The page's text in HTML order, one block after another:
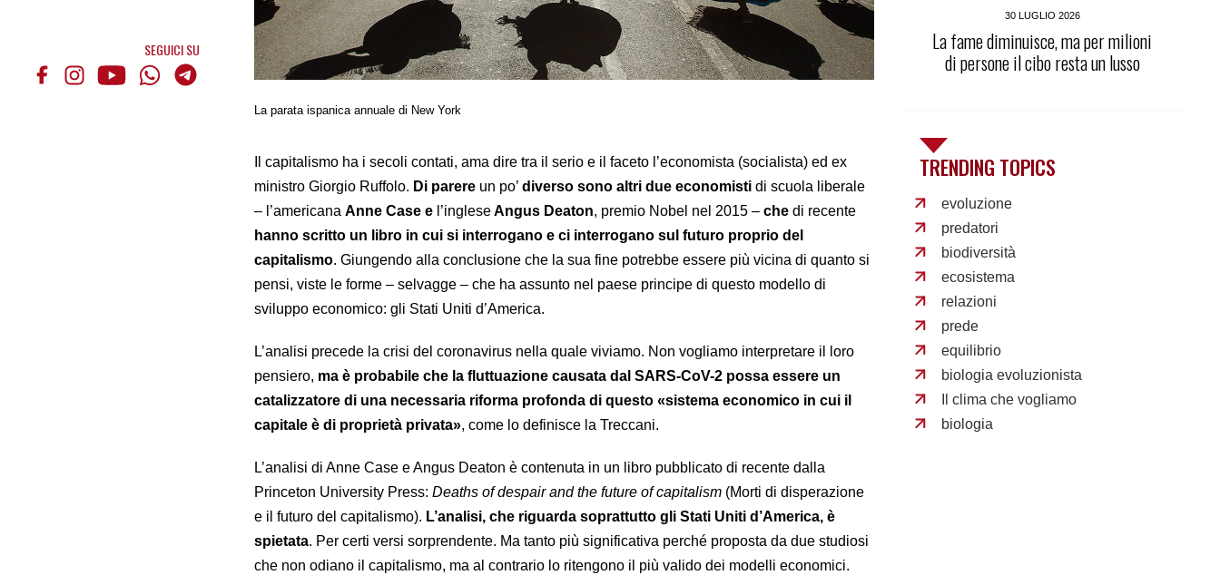
SEGUICI SU
La parata ispanica annuale di New York
Il capitalismo ha i secoli contati, ama dire tra il serio e il faceto l’economista (socialista) ed ex
ministro Giorgio Ruffolo. Di parere un po’ diverso sono altri due economisti di scuola liberale
– l’americana Anne Case e l’ingleseAngus Deaton, premio Nobel nel 2015 – che di recente
hanno scritto un libro in cui si interrogano e ci interrogano sul futuro proprio del
capitalismo. Giungendo alla conclusione che la sua fine potrebbe essere più vicina di quanto si
pensi, viste le forme – selvagge – che ha assunto nel paese principe di questo modello di
sviluppo economico: gli Stati Uniti d’America.
L’analisi precede la crisi del coronavirus nella quale viviamo. Non vogliamo interpretare il loro
pensiero, ma è probabile che la fluttuazione causata dal SARS-CoV-2 possa essere un
catalizzatore di una necessaria riforma profonda di questo «sistema economico in cui il
capitale è di proprietà privata», come lo definisce la Treccani.
L’analisi di Anne Case e Angus Deaton è contenuta in un libro pubblicato di recente dalla
Princeton University Press: Deaths of despair and the future of capitalism (Morti di disperazione
e il futuro del capitalismo). L’analisi, che riguarda soprattutto gli Stati Uniti d’America, è
spietata. Per certi versi sorprendente. Ma tanto più significativa perché proposta da due studiosi
che non odiano il capitalismo, ma al contrario lo ritengono il più valido dei modelli economici.
30 LUGLIO 2026
La fame diminuisce, ma per milioni
di persone il cibo resta un lusso
TRENDING TOPICS
evoluzione
predatori
biodiversità
ecosistema
relazioni
prede
equilibrio
biologia evoluzionista
Il clima che vogliamo
biologia